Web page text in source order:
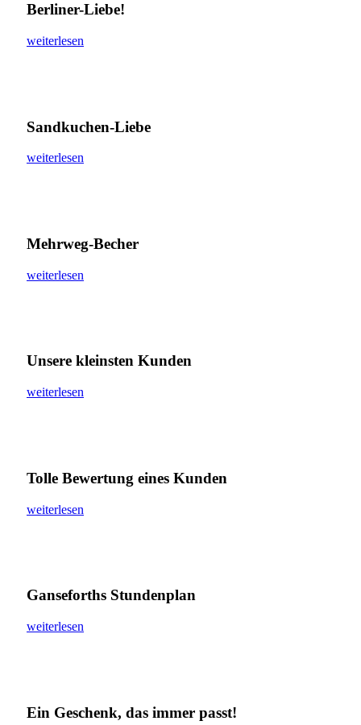
Berliner-Liebe!
weiterlesen
Sandkuchen-Liebe
weiterlesen
Mehrweg-Becher
weiterlesen
Unsere kleinsten Kunden
weiterlesen
Tolle Bewertung eines Kunden
weiterlesen
Ganseforths Stundenplan
weiterlesen
Ein Geschenk, das immer passt!